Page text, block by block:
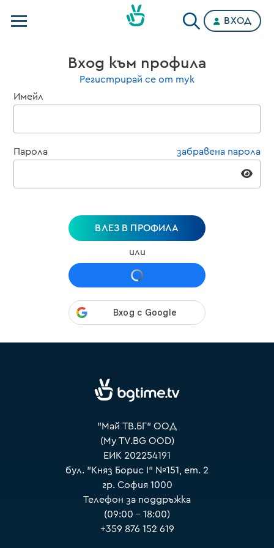
Категории
ВХОД
Вход към профила
Регистрирай се от тук
Имейл
Парола забравена парола
ВЛЕЗ В ПРОФИЛА
или
"Май ТВ.БГ" ООД
(My TV.BG OOD)
ЕИК 202254191
бул. "Княз Борис I" №151, ет. 2
гр. София 1000
Телефон за поддръжка
(09:00 – 18:00)
+359 876 152 619